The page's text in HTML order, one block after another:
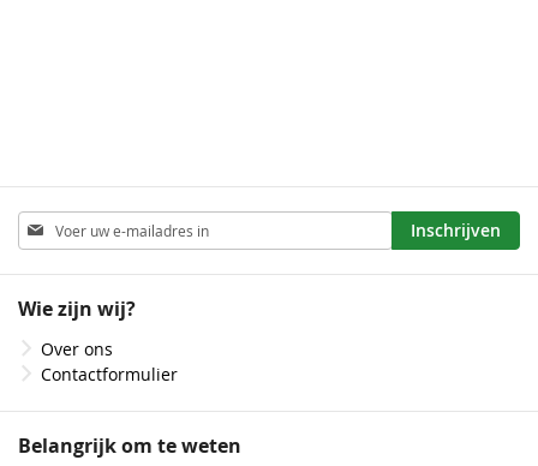
Abonneer
u
op
nieuwsbrief
Inschrijven
Wie zijn wij?
Over ons
Contactformulier
Belangrijk om te weten